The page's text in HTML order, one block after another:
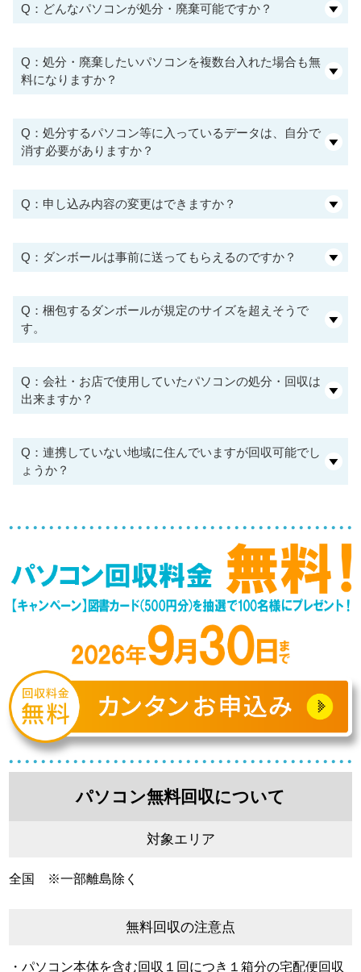
Q：どんなパソコンが処分・廃棄可能ですか？
Q：処分・廃棄したいパソコンを複数台入れた場合も無
料になりますか？
Q：処分するパソコン等に入っているデータは、自分で
消す必要がありますか？
Q：申し込み内容の変更はできますか？
Q：ダンボールは事前に送ってもらえるのですか？
Q：梱包するダンボールが規定のサイズを超えそうで
す。
Q：会社・お店で使用していたパソコンの処分・回収は
出来ますか？
Q：連携していない地域に住んでいますが回収可能でし
ょうか？
パソコン無料回収について
対象エリア
全国 ※一部離島除く
無料回収の注意点
・パソコン本体を含む回収１回につき１箱分の宅配便回収